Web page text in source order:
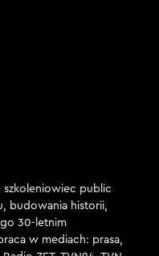
szkoleniowiec public
budowania historii,
30-letnim
w mediach: prasa,